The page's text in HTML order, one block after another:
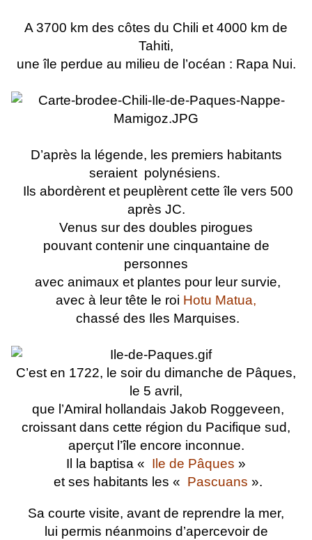
A 3700 km des côtes du Chili et 4000 km de
Tahiti,
une île perdue au milieu de l’océan : Rapa Nui.
D’après la légende, les premiers habitants
seraient polynésiens.
Ils abordèrent et peuplèrent cette île vers 500
après JC.
Venus sur des doubles pirogues
pouvant contenir une cinquantaine de
personnes
avec animaux et plantes pour leur survie,
avec à leur tête le roi Hotu Matua,
chassé des Iles Marquises.
C’est en 1722, le soir du dimanche de Pâques,
le 5 avril,
que l’Amiral hollandais Jakob Roggeveen,
croissant dans cette région du Pacifique sud,
aperçut l’île encore inconnue.
Il la baptisa « Ile de Pâques »
et ses habitants les « Pascuans ».
Sa courte visite, avant de reprendre la mer,
lui permis néanmoins d’apercevoir de